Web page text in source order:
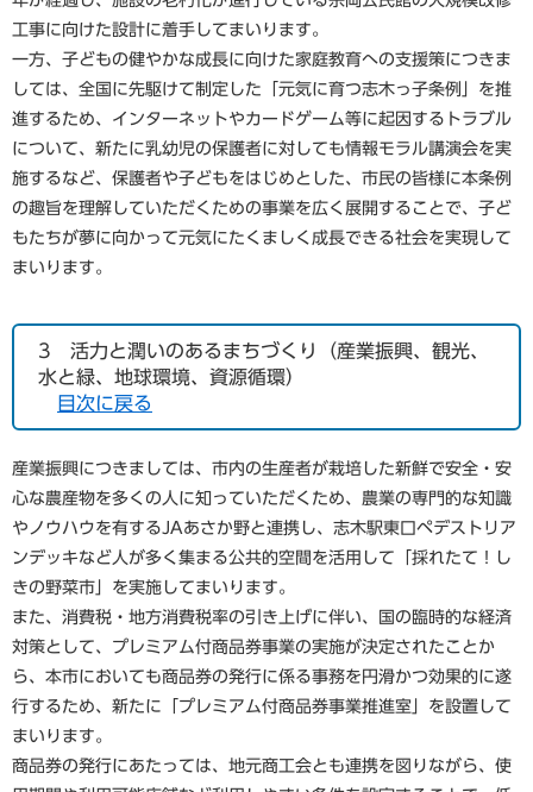
工事に向けた設計に着手してまいります。
一方、子どもの健やかな成長に向けた家庭教育への支援策につきま
しては、全国に先駆けて制定した「元気に育つ志木っ子条例」を推
進するため、インターネットやカードゲーム等に起因するトラブル
について、新たに乳幼児の保護者に対しても情報モラル講演会を実
施するなど、保護者や子どもをはじめとした、市民の皆様に本条例
の趣旨を理解していただくための事業を広く展開することで、子ど
もたちが夢に向かって元気にたくましく成長できる社会を実現して
まいります。
3 活力と潤いのあるまちづくり（産業振興、観光、
水と緑、地球環境、資源循環）
目次に戻る
産業振興につきましては、市内の生産者が栽培した新鮮で安全・安
心な農産物を多くの人に知っていただくため、農業の専門的な知識
やノウハウを有するJAあさか野と連携し、志木駅東口ペデストリア
ンデッキなど人が多く集まる公共的空間を活用して「採れたて！し
きの野菜市」を実施してまいります。
また、消費税・地方消費税率の引き上げに伴い、国の臨時的な経済
対策として、プレミアム付商品券事業の実施が決定されたことか
ら、本市においても商品券の発行に係る事務を円滑かつ効果的に遂
行するため、新たに「プレミアム付商品券事業推進室」を設置して
まいります。
商品券の発行にあたっては、地元商工会とも連携を図りながら、使